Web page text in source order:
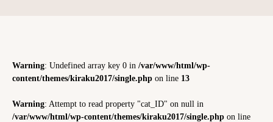
Warning: Undefined array key 0 in /var/www/html/wp-
content/themes/kiraku2017/single.php on line 13
Warning: Attempt to read property "cat_ID" on null in
/var/www/html/wp-content/themes/kiraku2017/single.php on line